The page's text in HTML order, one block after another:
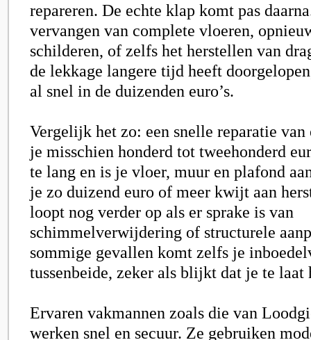
repareren. De echte klap komt pas
vervangen van complete vloeren,
schilderen, of zelfs het herstellen van
de lekkage langere tijd heeft
al snel in de duizenden euro’s.
Vergelijk het zo: een snelle reparatie
je misschien honderd tot tweehonderd
te lang en is je vloer, muur en plafond
je zo duizend euro of meer kwijt aan
loopt nog verder op als er sprake is van
schimmelverwijdering of structurele
sommige gevallen komt zelfs je
tussenbeide, zeker als blijkt dat je te laat
Ervaren vakmannen zoals die van
werken snel en secuur. Ze gebruiken